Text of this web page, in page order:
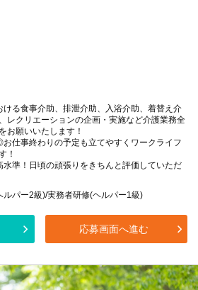
ける食事介助、排泄介助、入浴介助、着替え介
レクリエーションの企画・実施など介護業務全
お願いいたします！
仕事終わりの予定も立てやすくワークライフ
！
準！日頃の頑張りをきちんと評価していただ
ルパー2級)/実務者研修(ヘルパー1級)
応募画面へ進む